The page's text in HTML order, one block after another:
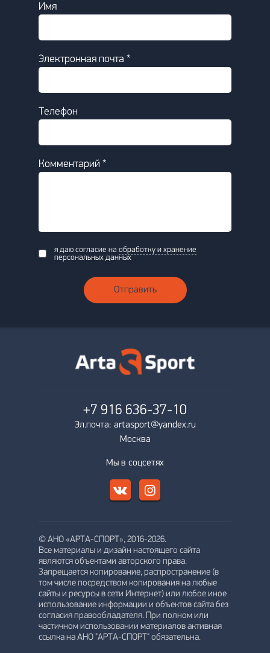
Имя
Электронная почта *
Телефон
Комментарий *
я даю согласие на обработку и хранение
персональных данных
Отправить
+7 916 636-37-10
Эл.почта: artasport@yandex.ru
Москва
Мы в соцсетях
© АНО «АРТА-СПОРТ», 2016-2026.
Все материалы и дизайн настоящего сайта
являются объектами авторского права.
Запрещается копирование, распространение (в
том числе посредством копирования на любые
сайты и ресурсы в сети Интернет) или любое иное
использование информации и объектов сайта без
согласия правообладателя. При полном или
частичном использовании материалов активная
ссылка на АНО "АРТА-СПОРТ" обязательна.